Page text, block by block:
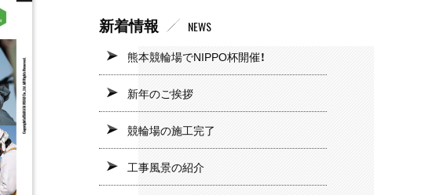
新着情報 NEWS
熊本競輪場でNIPPO杯開催！
新年のご挨拶
競輪場の施工完了
工事風景の紹介